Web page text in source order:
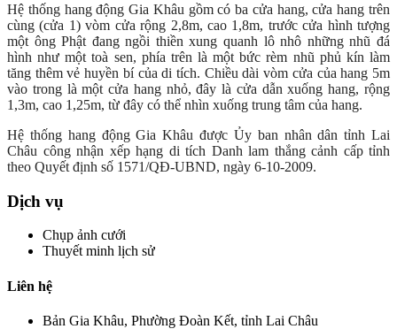
Hệ thống hang động Gia Khâu gồm có ba cửa hang, cửa hang trên
cùng (cửa 1) vòm cửa rộng 2,8m, cao 1,8m, trước cửa hình tượng
một ông Phật đang ngồi thiền xung quanh lô nhô những nhũ đá
hình như một toà sen, phía trên là một bức rèm nhũ phủ kín làm
tăng thêm vẻ huyền bí của di tích. Chiều dài vòm cửa của hang 5m
vào trong là một cửa hang nhỏ, đây là cửa dẫn xuống hang, rộng
1,3m, cao 1,25m, từ đây có thể nhìn xuống trung tâm của hang.
Hệ thống hang động Gia Khâu được Ủy ban nhân dân tỉnh Lai
Châu công nhận xếp hạng di tích Danh lam thắng cảnh cấp tỉnh
theo Quyết định số 1571/QĐ-UBND, ngày 6-10-2009.
Dịch vụ
Chụp ảnh cưới
Thuyết minh lịch sử
Liên hệ
Bản Gia Khâu, Phường Đoàn Kết, tỉnh Lai Châu